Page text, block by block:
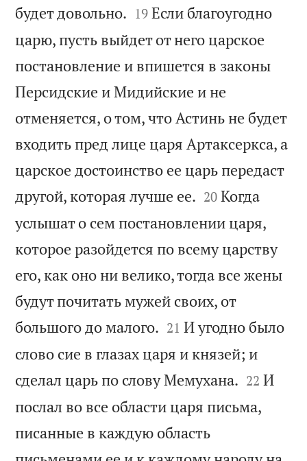
будет довольно. 

19 Если благоугодно
царю, пусть выйдет от него царское
постановление и впишется в законы
Персидские и Мидийские и не
отменяется, о том, что Астинь не будет
входить пред лице царя Артаксеркса, а
царское достоинство ее царь передаст
другой, которая лучше ее. 

20 Когда
услышат о сем постановлении царя,
которое разойдется по всему царству
его, как оно ни велико, тогда все жены
будут почитать мужей своих, от
большого до малого. 

21 И угодно было
слово сие в глазах царя и князей; и
сделал царь по слову Мемухана. 

22 И
послал во все области царя письма,
писанные в каждую область